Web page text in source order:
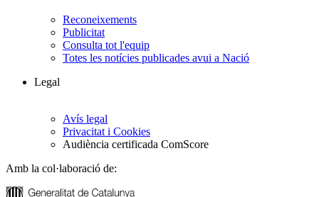
Reconeixements
Publicitat
Consulta tot l'equip
Totes les notícies publicades avui a Nació
Legal
Avís legal
Privacitat i Cookies
Audiència certificada ComScore
Amb la col·laboració de: